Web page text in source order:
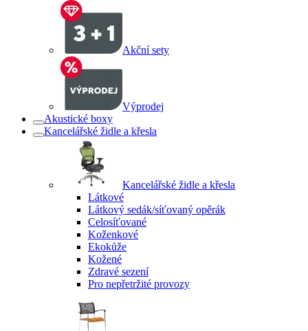
Akční sety
Výprodej
Akustické boxy
Kancelářské židle a křesla
Kancelářské židle a křesla
Látkové
Látkový sedák/síťovaný opěrák
Celosíťované
Koženkové
Ekokůže
Kožené
Zdravé sezení
Pro nepřetržité provozy